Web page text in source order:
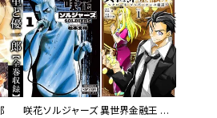
咲花ソルジャーズ 異世界金融王 ～クローネ・ゴルディオンの覇道～